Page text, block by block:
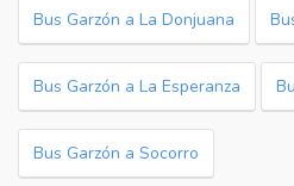
Bus Garzón a La Donjuana
Bus Garzón a La Esperanza
Bus Garzón a Socorro